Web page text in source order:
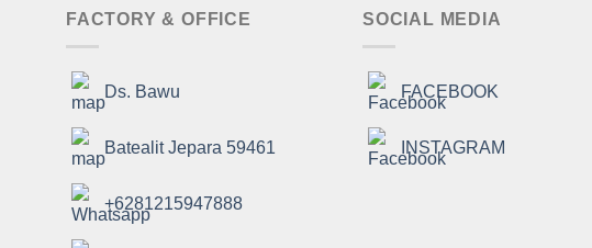
FACTORY & OFFICE
Ds. Bawu
Batealit Jepara 59461
+6281215947888
SOCIAL MEDIA
FACEBOOK
INSTAGRAM